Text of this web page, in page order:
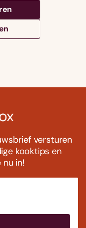
versturen
kooktips en
nu in!